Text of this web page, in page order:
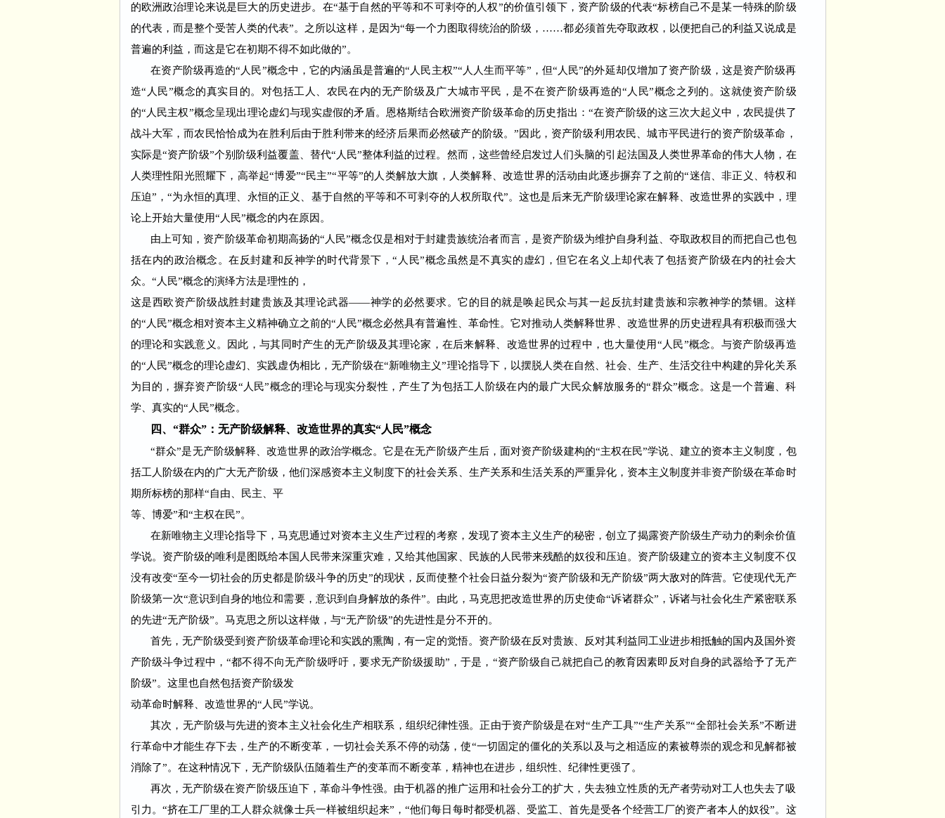
的欧洲政治理论来说是巨大的历史进步。在“基于自然的平等和不可剥夺的人权”的价值引领下，资产阶级的代表“标榜自己不是某一特殊的阶级
的代表，而是整个受苦人类的代表”。之所以这样，是因为“每一个力图取得统治的阶级，……都必须首先夺取政权，以便把自己的利益又说成是
普遍的利益，而这是它在初期不得不如此做的”。
在资产阶级再造的“人民”概念中，它的内涵虽是普遍的“人民主权”“人人生而平等”，但“人民”的外延却仅增加了资产阶级，这是资产阶级再
造“人民”概念的真实目的。对包括工人、农民在内的无产阶级及广大城市平民，是不在资产阶级再造的“人民”概念之列的。这就使资产阶级
的“人民主权”概念呈现出理论虚幻与现实虚假的矛盾。恩格斯结合欧洲资产阶级革命的历史指出：“在资产阶级的这三次大起义中，农民提供了
战斗大军，而农民恰恰成为在胜利后由于胜利带来的经济后果而必然破产的阶级。”因此，资产阶级利用农民、城市平民进行的资产阶级革命，
实际是“资产阶级”个别阶级利益覆盖、替代“人民”整体利益的过程。然而，这些曾经启发过人们头脑的引起法国及人类世界革命的伟大人物，在
人类理性阳光照耀下，高举起“博爱”“民主”“平等”的人类解放大旗，人类解释、改造世界的活动由此逐步摒弃了之前的“迷信、非正义、特权和
压迫”，“为永恒的真理、永恒的正义、基于自然的平等和不可剥夺的人权所取代”。这也是后来无产阶级理论家在解释、改造世界的实践中，理
论上开始大量使用“人民”概念的内在原因。
由上可知，资产阶级革命初期高扬的“人民”概念仅是相对于封建贵族统治者而言，是资产阶级为维护自身利益、夺取政权目的而把自己也包
括在内的政治概念。在反封建和反神学的时代背景下，“人民”概念虽然是不真实的虚幻，但它在名义上却代表了包括资产阶级在内的社会大
众。“人民”概念的演绎方法是理性的，
这是西欧资产阶级战胜封建贵族及其理论武器——神学的必然要求。它的目的就是唤起民众与其一起反抗封建贵族和宗教神学的禁锢。这样
的“人民”概念相对资本主义精神确立之前的“人民”概念必然具有普遍性、革命性。它对推动人类解释世界、改造世界的历史进程具有积极而强大
的理论和实践意义。因此，与其同时产生的无产阶级及其理论家，在后来解释、改造世界的过程中，也大量使用“人民”概念。与资产阶级再造
的“人民”概念的理论虚幻、实践虚伪相比，无产阶级在“新唯物主义”理论指导下，以摆脱人类在自然、社会、生产、生活交往中构建的异化关系
为目的，摒弃资产阶级“人民”概念的理论与现实分裂性，产生了为包括工人阶级在内的最广大民众解放服务的“群众”概念。这是一个普遍、科
学、真实的“人民”概念。
四、“群众”：无产阶级解释、改造世界的真实“人民”概念
“群众”是无产阶级解释、改造世界的政治学概念。它是在无产阶级产生后，面对资产阶级建构的“主权在民”学说、建立的资本主义制度，包
括工人阶级在内的广大无产阶级，他们深感资本主义制度下的社会关系、生产关系和生活关系的严重异化，资本主义制度并非资产阶级在革命时
期所标榜的那样“自由、民主、平
等、博爱”和“主权在民”。
在新唯物主义理论指导下，马克思通过对资本主义生产过程的考察，发现了资本主义生产的秘密，创立了揭露资产阶级生产动力的剩余价值
学说。资产阶级的唯利是图既给本国人民带来深重灾难，又给其他国家、民族的人民带来残酷的奴役和压迫。资产阶级建立的资本主义制度不仅
没有改变“至今一切社会的历史都是阶级斗争的历史”的现状，反而使整个社会日益分裂为“资产阶级和无产阶级”两大敌对的阵营。它使现代无产
阶级第一次“意识到自身的地位和需要，意识到自身解放的条件”。由此，马克思把改造世界的历史使命“诉诸群众”，诉诸与社会化生产紧密联系
的先进“无产阶级”。马克思之所以这样做，与“无产阶级”的先进性是分不开的。
首先，无产阶级受到资产阶级革命理论和实践的熏陶，有一定的觉悟。资产阶级在反对贵族、反对其利益同工业进步相抵触的国内及国外资
产阶级斗争过程中，“都不得不向无产阶级呼吁，要求无产阶级援助”，于是，“资产阶级自己就把自己的教育因素即反对自身的武器给予了无产
阶级”。这里也自然包括资产阶级发
动革命时解释、改造世界的“人民”学说。
其次，无产阶级与先进的资本主义社会化生产相联系，组织纪律性强。正由于资产阶级是在对“生产工具”“生产关系”“全部社会关系”不断进
行革命中才能生存下去，生产的不断变革，一切社会关系不停的动荡，使“一切固定的僵化的关系以及与之相适应的素被尊崇的观念和见解都被
消除了”。在这种情况下，无产阶级队伍随着生产的变革而不断变革，精神也在进步，组织性、纪律性更强了。
再次，无产阶级在资产阶级压迫下，革命斗争性强。由于机器的推广运用和社会分工的扩大，失去独立性质的无产者劳动对工人也失去了吸
引力。“挤在工厂里的工人群众就像士兵一样被组织起来”，“他们每日每时都受机器、受监工、首先是受各个经营工厂的资产者本人的奴役”。这